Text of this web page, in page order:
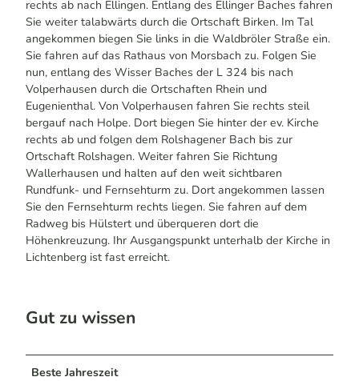
rechts ab nach Ellingen. Entlang des Ellinger Baches fahren
Sie weiter talabwärts durch die Ortschaft Birken. Im Tal
angekommen biegen Sie links in die Waldbröler Straße ein.
Sie fahren auf das Rathaus von Morsbach zu. Folgen Sie
nun, entlang des Wisser Baches der L 324 bis nach
Volperhausen durch die Ortschaften Rhein und
Eugenienthal. Von Volperhausen fahren Sie rechts steil
bergauf nach Holpe. Dort biegen Sie hinter der ev. Kirche
rechts ab und folgen dem Rolshagener Bach bis zur
Ortschaft Rolshagen. Weiter fahren Sie Richtung
Wallerhausen und halten auf den weit sichtbaren
Rundfunk- und Fernsehturm zu. Dort angekommen lassen
Sie den Fernsehturm rechts liegen. Sie fahren auf dem
Radweg bis Hülstert und überqueren dort die
Höhenkreuzung. Ihr Ausgangspunkt unterhalb der Kirche in
Lichtenberg ist fast erreicht.
Gut zu wissen
Beste Jahreszeit